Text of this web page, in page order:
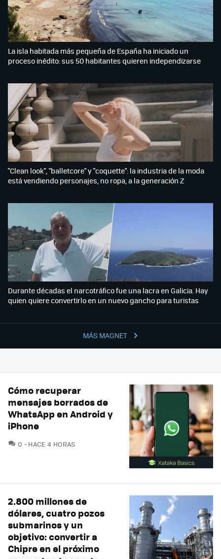
MÁS MAGNET
La isla habitada más pequeña de España ha iniciado un
proceso inédito: sus 50 habitantes quieren independizarse
"Clean look", "balletcore" y "coquette": la industria de la moda
está vendiendo personajes, no ropa, a la generación Z
Durante décadas el narcotráfico fue una lacra en Galicia. Hay
quien quiere convertirlo en un nuevo gancho para turistas
Cómo recuperar
mensajes borrados de
WhatsApp en Android y
iPhone
0 COMENTARIOS
HACE 4 HORAS
2.800 millones de
dólares, cuatro pozos
submarinos y un
objetivo: convertir a
Chipre en el próximo